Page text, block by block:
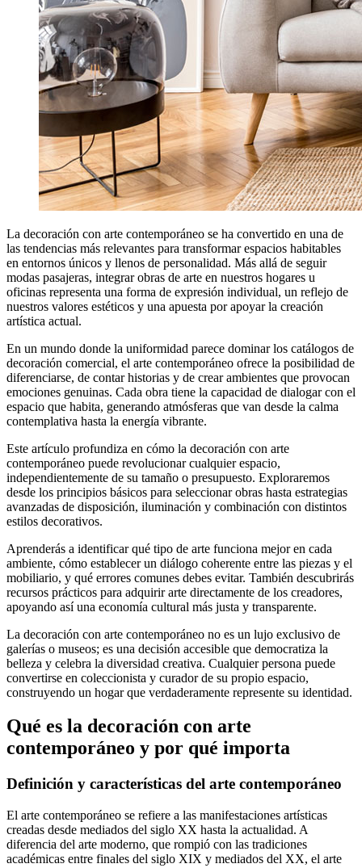
La decoración con arte contemporáneo se ha convertido en una de
las tendencias más relevantes para transformar espacios habitables
en entornos únicos y llenos de personalidad. Más allá de seguir
modas pasajeras, integrar obras de arte en nuestros hogares u
oficinas representa una forma de expresión individual, un reflejo de
nuestros valores estéticos y una apuesta por apoyar la creación
artística actual.
En un mundo donde la uniformidad parece dominar los catálogos de
decoración comercial, el arte contemporáneo ofrece la posibilidad de
diferenciarse, de contar historias y de crear ambientes que provocan
emociones genuinas. Cada obra tiene la capacidad de dialogar con el
espacio que habita, generando atmósferas que van desde la calma
contemplativa hasta la energía vibrante.
Este artículo profundiza en cómo la decoración con arte
contemporáneo puede revolucionar cualquier espacio,
independientemente de su tamaño o presupuesto. Exploraremos
desde los principios básicos para seleccionar obras hasta estrategias
avanzadas de disposición, iluminación y combinación con distintos
estilos decorativos.
Aprenderás a identificar qué tipo de arte funciona mejor en cada
ambiente, cómo establecer un diálogo coherente entre las piezas y el
mobiliario, y qué errores comunes debes evitar. También descubrirás
recursos prácticos para adquirir arte directamente de los creadores,
apoyando así una economía cultural más justa y transparente.
La decoración con arte contemporáneo no es un lujo exclusivo de
galerías o museos; es una decisión accesible que democratiza la
belleza y celebra la diversidad creativa. Cualquier persona puede
convertirse en coleccionista y curador de su propio espacio,
construyendo un hogar que verdaderamente represente su identidad.
Qué es la decoración con arte
contemporáneo y por qué importa
Definición y características del arte contemporáneo
El arte contemporáneo se refiere a las manifestaciones artísticas
creadas desde mediados del siglo XX hasta la actualidad. A
diferencia del arte moderno, que rompió con las tradiciones
académicas entre finales del siglo XIX y mediados del XX, el arte